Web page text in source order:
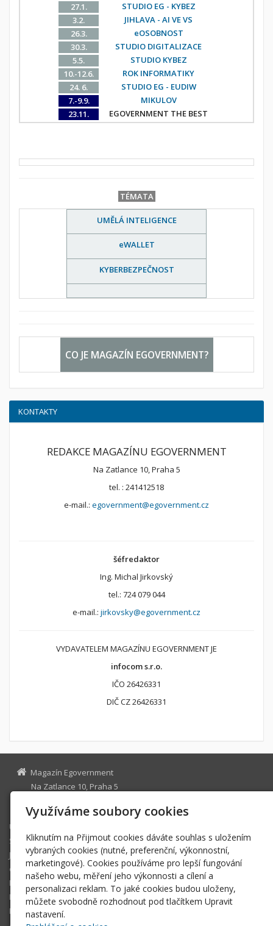
27.1.
STUDIO EG - KYBEZ
3.2.
JIHLAVA - AI VE VS
26.3.
eOSOBNOST
30.3.
STUDIO DIGITALIZACE
5.5.
STUDIO KYBEZ
10.-12.6.
ROK INFORMATIKY
24. 6.
STUDIO EG - EUDIW
7.-9.9.
MIKULOV
23.11.
EGOVERNMENT THE BEST
TÉMATA
UMĚLÁ INTELIGENCE
eWALLET
KYBERBEZPEČNOST
CO JE MAGAZÍN EGOVERNMENT?
KONTAKTY
REDAKCE MAGAZÍNU EGOVERNMENT
Na Zatlance 10, Praha 5
tel. : 241412518
e-mail.: egovernment@egovernment.cz
šéfredaktor
Ing. Michal Jirkovský
tel.: 724 079 044
e-mail.: jirkovsky@egovernment.cz
VYDAVATELEM MAGAZÍNU EGOVERNMENT JE
infocom s.r.o.
IČO 26426331
DIČ CZ 26426331
Magazín Egovernment
Na Zatlance 10, Praha 5
egovernment@egovernment.cz
Úvodní stránka
STUDIO
JIHLAVA
eOSOBNOST
ROK INFORMATIKY
MIKULOV
EGOVERNMENT THE BEST
Využíváme soubory cookies
Kliknutím na Přijmout cookies dáváte souhlas s uložením
vybraných cookies (nutné, preferenční, výkonnostní,
marketingové). Cookies používáme pro lepší fungování
našeho webu, měření jeho výkonnosti a cílení a
personalizaci reklam. To jaké cookies budou uloženy,
můžete svobodně rozhodnout pod tlačítkem Upravit
nastavení.